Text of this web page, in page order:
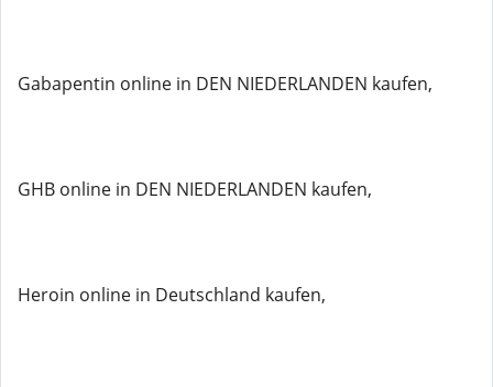
Gabapentin online in DEN NIEDERLANDEN kaufen,
GHB online in DEN NIEDERLANDEN kaufen,
Heroin online in Deutschland kaufen,